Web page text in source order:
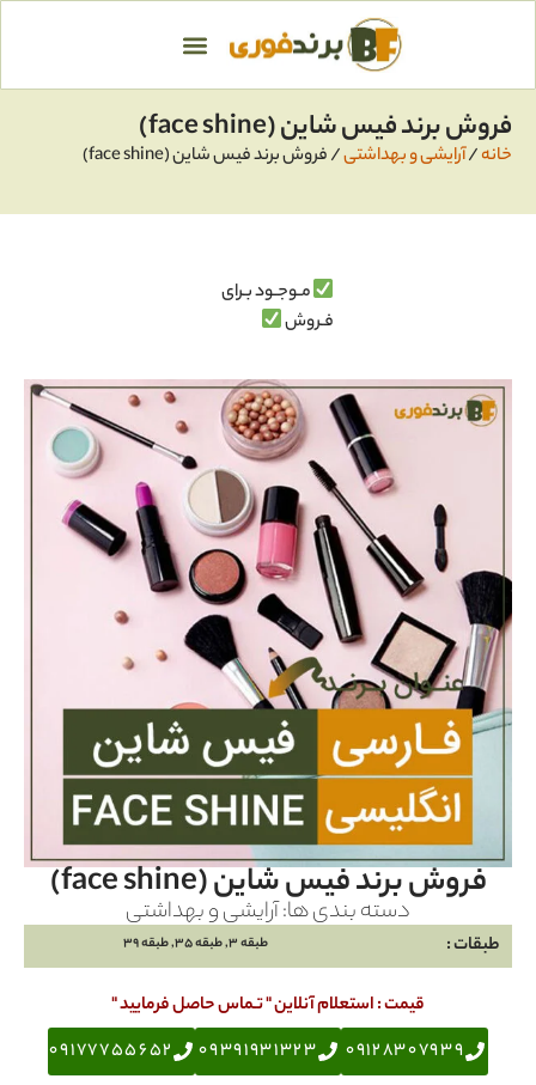
فروش برند فيس شاين (face shine)
خانه/آرایشی و بهداشتی/ فروش برند فيس شاين (face shine)
مـوجـود بـرای
فـروش
فروش برند فيس شاين (face shine)
دسته بندی ها:آرایشی و بهداشتی
طبقات : طبقه 3, طبقه 35, طبقه 39
قیمت : استعلام آنلاین " تـماس حاصل فرمایید "
09128307939
09391931323
09177755652